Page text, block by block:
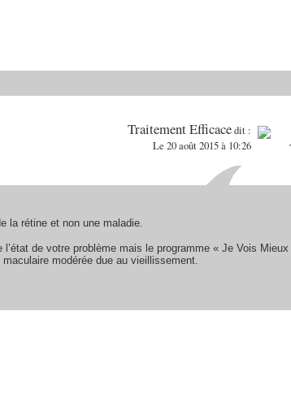
Traitement Efficacedit :
Le 20 août 2015 à 10:26
la rétine et non une maladie.
de votre problème mais le programme « Je Vois Mieux
modérée due au vieillissement.